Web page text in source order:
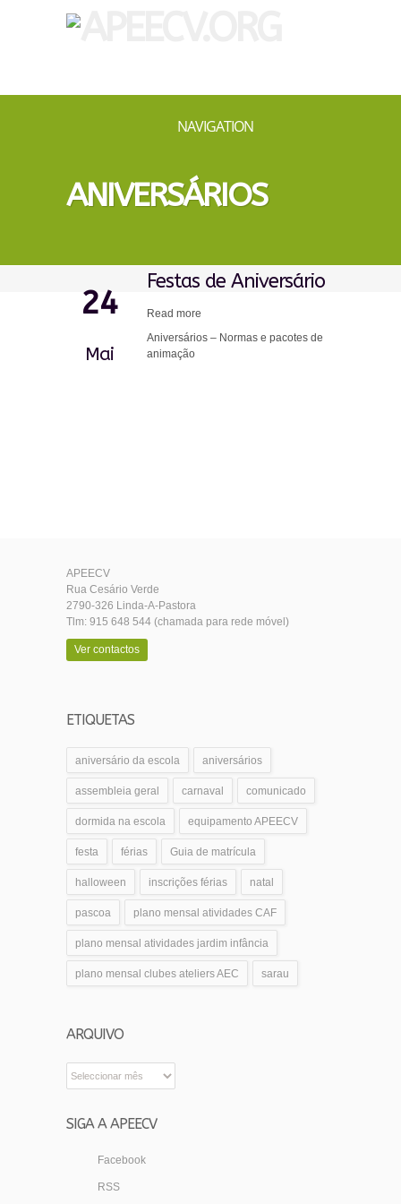
NAVIGATION
ANIVERSÁRIOS
24
Mai
Festas de Aniversário
Read more
Aniversários – Normas e pacotes de
animação
APEECV
Rua Cesário Verde
2790-326 Linda-A-Pastora
Tlm: 915 648 544 (chamada para rede móvel)
Ver contactos
ETIQUETAS
aniversário da escola aniversários
assembleia geral carnaval comunicado
dormida na escola equipamento APEECV
festa férias Guia de matrícula
halloween inscrições férias natal
pascoa plano mensal atividades CAF
plano mensal atividades jardim infância
plano mensal clubes ateliers AEC sarau
ARQUIVO
SIGA A APEECV
Facebook
RSS